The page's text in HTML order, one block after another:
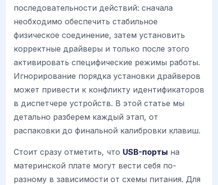
последовательности действий: сначала
необходимо обеспечить стабильное
физическое соединение, затем установить
корректные драйверы и только после этого
активировать специфические режимы работы.
Игнорирование порядка установки драйверов
может привести к конфликту идентификаторов
в диспетчере устройств. В этой статье мы
детально разберем каждый этап, от
распаковки до финальной калибровки клавиш.
Стоит сразу отметить, что USB-порты на
материнской плате могут вести себя по-
разному в зависимости от схемы питания. Для